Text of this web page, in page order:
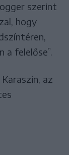
szerint
hogy
a felelőse”.
az